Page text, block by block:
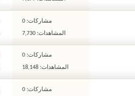
مشاركات: 0
المشاهدات: 7,730
مشاركات: 0
المشاهدات: 18,148
مشاركات: 0